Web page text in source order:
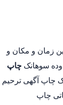
زمان و مکان و
چاپ
چاپ آگهی ترحیم
چاپ